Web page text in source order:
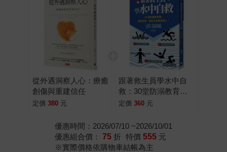
從外遇洞察人心：療癒
創傷與重建信任
定價 380 元
跟著救生員學水中自
救：30堂防溺教育
課，危急時刻，做自己
定價 360 元
優惠時間：2026/07/10 ~2026/10/01
優惠組合價： 75 折 特價 555 元
※實際價格依購物車結帳為主